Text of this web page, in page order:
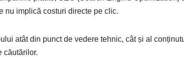
nu implică costuri directe pe clic.
atât din punct de vedere tehnic, cât și al
căutărilor.